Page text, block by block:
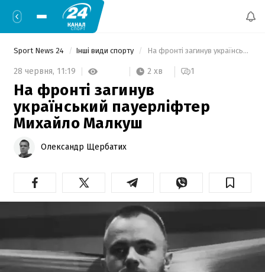
Sport News 24 Інші види спорту На фронті загинув український пауерліфтер Михайло Малкуш
28 червня, 11:19 2 хв 1
На фронті загинув
український пауерліфтер
Михайло Малкуш
Олександр Щербатих